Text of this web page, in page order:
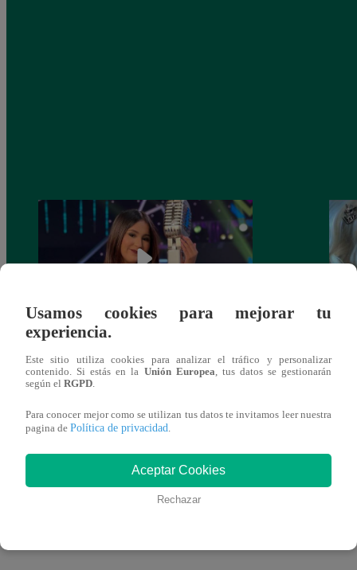
ganadora de Yo Soy: Nueva Generación!
También te puede
interesar
Usamos cookies para mejorar tu
experiencia.
Este sitio utiliza cookies para analizar el tráfico y personalizar
contenido. Si estás en la Unión Europea , tus datos se gestionarán
según el RGPD
Para conocer mejor como se utilizan tus datos te invitamos leer nuestra
pagina de Política de privacidad
Aceptar Cookies
Rechazar